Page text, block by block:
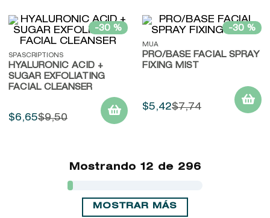
-30 %
SPASCRIPTIONS
HYALURONIC ACID +
SUGAR EXFOLIATING
FACIAL CLEANSER
$6,65$9,50
-30 %
MUA
PRO/BASE FACIAL SPRAY
FIXING MIST
$5,42$7,74
Mostrando 12 de 296
MOSTRAR MÁS